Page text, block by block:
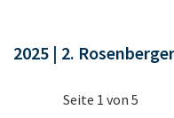
2025 | 2.
Seite 1 von 5